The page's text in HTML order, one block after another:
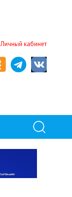
Личный кабинет